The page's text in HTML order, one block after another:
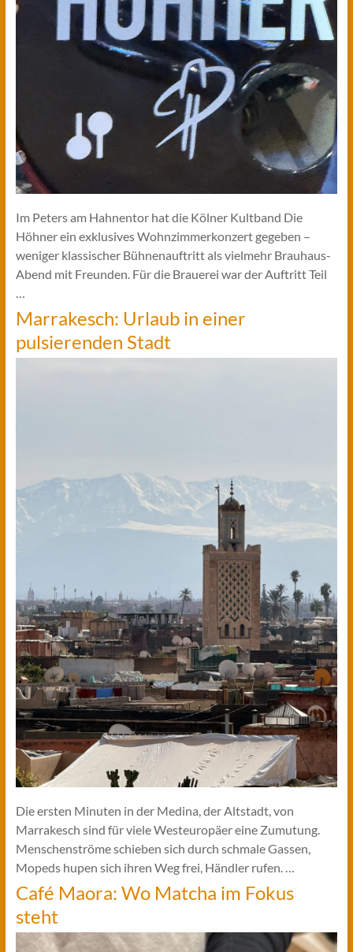
Im Peters am Hahnentor hat die Kölner Kultband Die
Höhner ein exklusives Wohnzimmerkonzert gegeben –
weniger klassischer Bühnenauftritt als vielmehr Brauhaus-
Abend mit Freunden. Für die Brauerei war der Auftritt Teil
…
Marrakesch: Urlaub in einer
pulsierenden Stadt
Die ersten Minuten in der Medina, der Altstadt, von
Marrakesch sind für viele Westeuropäer eine Zumutung.
Menschenströme schieben sich durch schmale Gassen,
Mopeds hupen sich ihren Weg frei, Händler rufen. …
Café Maora: Wo Matcha im Fokus
steht